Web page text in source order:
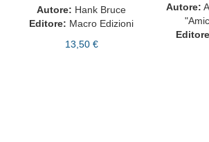
Autore: Hank Bruce
Editore: Macro Edizioni
13,50 €
Autore: